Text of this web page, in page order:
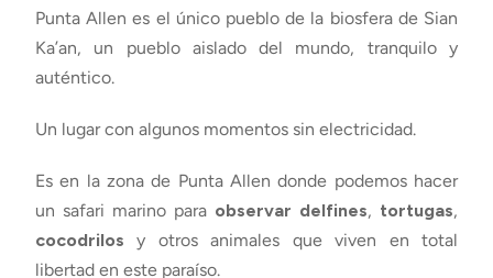
Punta Allen es el único pueblo de la biosfera de Sian
Ka’an, un pueblo aislado del mundo, tranquilo y
auténtico.
Un lugar con algunos momentos sin electricidad.
Es en la zona de Punta Allen donde podemos hacer
un safari marino para observar delfines, tortugas,
cocodrilos y otros animales que viven en total
libertad en este paraíso.